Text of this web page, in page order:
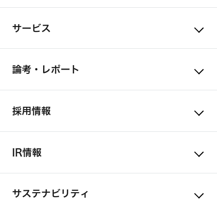
サービス
論考・レポート
採用情報
IR情報
サステナビリティ